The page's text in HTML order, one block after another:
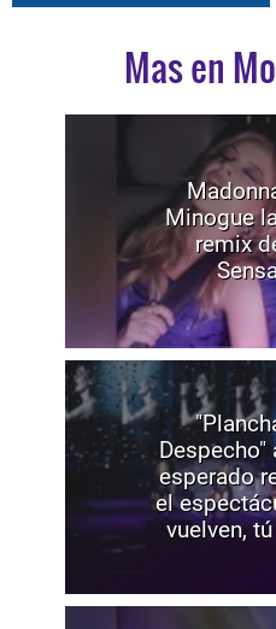
Mas en
Minogue
remix
Despecho"
esperado
el
vuelven,